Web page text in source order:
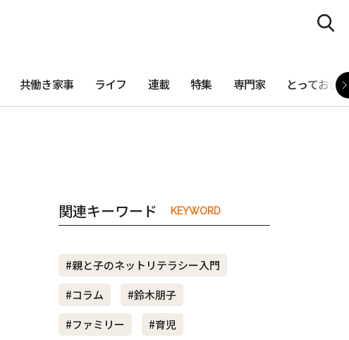
共働き家事 ライフ 連載 特集 専門家 とっておき
関連キーワード KEYWORD
#親と子のネットリテラシー入門
#コラム
#鈴木朋子
#ファミリー
#育児